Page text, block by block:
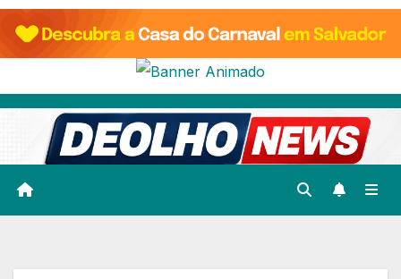
Skip
content